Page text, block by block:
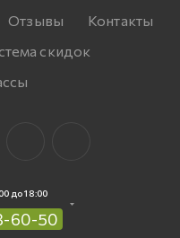
Отзывы
Контакты
скидок
до 18:00
60-50